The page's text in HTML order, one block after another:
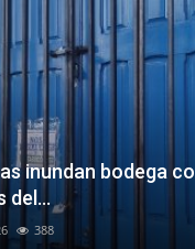
inundan bodega
del...
388